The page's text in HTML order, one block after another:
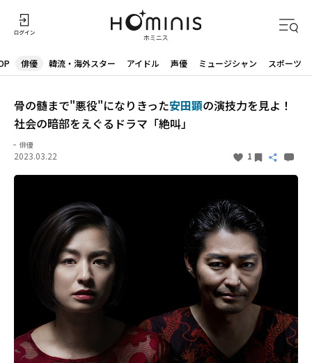
俳優 韓流・海外スター アイドル 声優 ミュージシャン スポーツ
骨の髄まで"悪役"になりきった安田顕の演技力を見よ！
社会の暗部をえぐるドラマ「絶叫」
俳優
2023.03.22 1